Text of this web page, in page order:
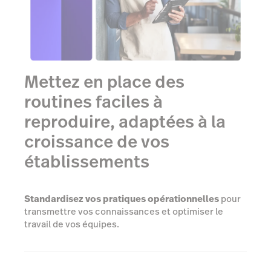
Mettez en place des
routines faciles à
reproduire, adaptées à la
croissance de vos
établissements
Standardisez vos pratiques opérationnellespour
transmettre vos connaissances et optimiser le
travail de vos équipes.